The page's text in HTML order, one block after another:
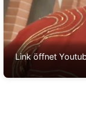
Link öffnet